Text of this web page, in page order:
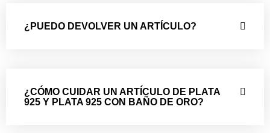
¿PUEDO DEVOLVER UN ARTÍCULO?
¿CÓMO CUIDAR UN ARTÍCULO DE PLATA
925 Y PLATA 925 CON BAÑO DE ORO?